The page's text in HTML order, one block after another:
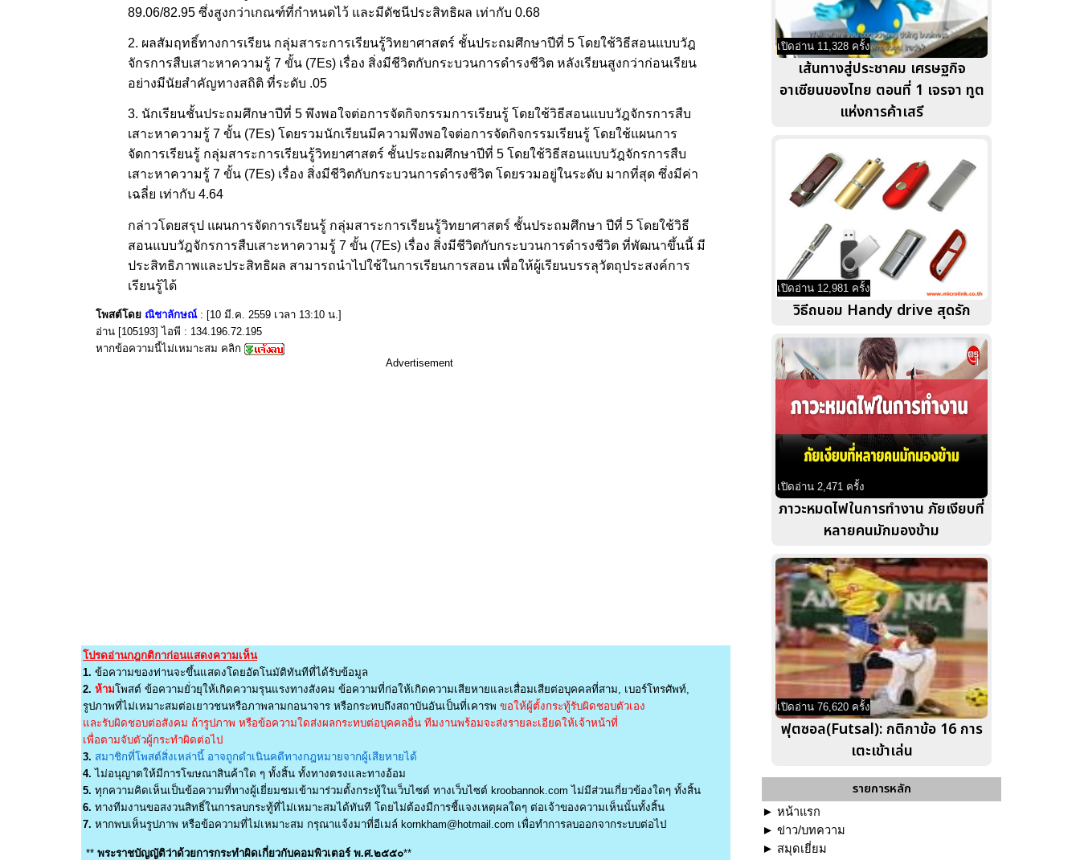
89.06/82.95 ซึ่งสูงกว่าเกณฑ์ที่กำหนดไว้ และมีดัชนีประสิทธิผล เท่ากับ 0.68
2. ผลสัมฤทธิ์ทางการเรียน กลุ่มสาระการเรียนรู้วิทยาศาสตร์ ชั้นประถมศึกษาปีที่ 5 โดยใช้วิธีสอนแบบวัฎ
จักรการสืบเสาะหาความรู้ 7 ขั้น (7Es) เรื่อง สิ่งมีชีวิตกับกระบวนการดำรงชีวิต หลังเรียนสูงกว่าก่อนเรียน
อย่างมีนัยสำคัญทางสถิติ ที่ระดับ .05
3. นักเรียนชั้นประถมศึกษาปีที่ 5 พึงพอใจต่อการจัดกิจกรรมการเรียนรู้ โดยใช้วิธีสอนแบบวัฎจักรการสืบ
เสาะหาความรู้ 7 ขั้น (7Es) โดยรวมนักเรียนมีความพึงพอใจต่อการจัดกิจกรรมเรียนรู้ โดยใช้แผนการ
จัดการเรียนรู้ กลุ่มสาระการเรียนรู้วิทยาศาสตร์ ชั้นประถมศึกษาปีที่ 5 โดยใช้วิธีสอนแบบวัฎจักรการสืบ
เสาะหาความรู้ 7 ขั้น (7Es) เรื่อง สิ่งมีชีวิตกับกระบวนการดำรงชีวิต โดยรวมอยู่ในระดับ มากที่สุด ซึ่งมีค่า
เฉลี่ย เท่ากับ 4.64
กล่าวโดยสรุป แผนการจัดการเรียนรู้ กลุ่มสาระการเรียนรู้วิทยาศาสตร์ ชั้นประถมศึกษา ปีที่ 5 โดยใช้วิธี
สอนแบบวัฎจักรการสืบเสาะหาความรู้ 7 ขั้น (7Es) เรื่อง สิ่งมีชีวิตกับกระบวนการดำรงชีวิต ที่พัฒนาขึ้นนี้ มี
ประสิทธิภาพและประสิทธิผล สามารถนำไปใช้ในการเรียนการสอน เพื่อให้ผู้เรียนบรรลุวัตถุประสงค์การ
เรียนรู้ได้
โพสต์โดย ณิชาลักษณ์ : [10 มี.ค. 2559 เวลา 13:10 น.]
อ่าน [105193] ไอพี : 134.196.72.195
หากข้อความนี้ไม่เหมาะสม คลิก
Advertisement
โปรดอ่านกฎกติกาก่อนแสดงความเห็น
1. ข้อความของท่านจะขึ้นแสดงโดยอัตโนมัติทันทีที่ได้รับข้อมูล
2. ห้ามโพสต์ ข้อความยั่วยุให้เกิดความรุนแรงทางสังคม ข้อความที่ก่อให้เกิดความเสียหายและเสื่อมเสียต่อบุคคลที่สาม, เบอร์โทรศัพท์,
รูปภาพที่ไม่เหมาะสมต่อเยาวชนหรือภาพลามกอนาจาร หรือกระทบถึงสถาบันอันเป็นที่เคารพ ขอให้ผู้ตั้งกระทู้รับผิดชอบตัวเอง
และรับผิดชอบต่อสังคม ถ้ารูปภาพ หรือข้อความใดส่งผลกระทบต่อบุคคลอื่น ทีมงานพร้อมจะส่งรายละเอียดให้เจ้าหน้าที่
เพื่อตามจับตัวผู้กระทำผิดต่อไป
3. สมาชิกที่โพสต์สิ่งเหล่านี้ อาจถูกดำเนินคดีทางกฎหมายจากผู้เสียหายได้
4. ไม่อนุญาตให้มีการโฆษณาสินค้าใด ๆ ทั้งสิ้น ทั้งทางตรงและทางอ้อม
5. ทุกความคิดเห็นเป็นข้อความที่ทางผู้เยี่ยมชมเข้ามาร่วมตั้งกระทู้ในเว็บไซต์ ทางเว็บไซต์ kroobannok.com ไม่มีส่วนเกี่ยวข้องใดๆ ทั้งสิ้น
6. ทางทีมงานขอสงวนสิทธิ์ในการลบกระทู้ที่ไม่เหมาะสมได้ทันที โดยไม่ต้องมีการชี้แจงเหตุผลใดๆ ต่อเจ้าของความเห็นนั้นทั้งสิ้น
7. หากพบเห็นรูปภาพ หรือข้อความที่ไม่เหมาะสม กรุณาแจ้งมาที่อีเมล์ kornkham@hotmail.com เพื่อทำการลบออกจากระบบต่อไป
** พระราชบัญญัติว่าด้วยการกระทำผิดเกี่ยวกับคอมพิวเตอร์ พ.ศ.๒๕๕๐**
เปิดอ่าน 11,328 ครั้ง
เส้นทางสู่ประชาคม เศรษฐกิจ
อาเซียนของไทย ตอนที่ 1 เจรจา ทูต
แห่งการค้าเสรี
เปิดอ่าน 12,981 ครั้ง
วิธีถนอม Handy drive สุดรัก
เปิดอ่าน 2,471 ครั้ง
ภาวะหมดไฟในการทำงาน ภัยเงียบที่
หลายคนมักมองข้าม
เปิดอ่าน 76,620 ครั้ง
ฟุตซอล(Futsal): กติกาข้อ 16 การ
เตะเข้าเล่น
รายการหลัก
► หน้าแรก
► ข่าว/บทความ
► สมุดเยี่ยม